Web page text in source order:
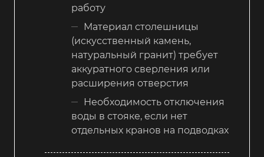
работу
Материал столешницы
(искусственный камень,
натуральный гранит) требует
аккуратного сверления или
расширения отверстия
Необходимость отключения
воды в стояке, если нет
отдельных кранов на подводках